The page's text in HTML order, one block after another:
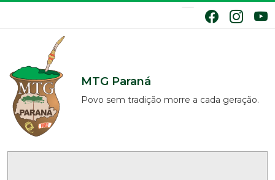
MTG Paraná
Povo sem tradição morre a cada geração.